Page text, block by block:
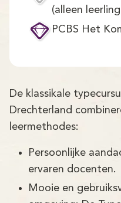
(alleen
PCBS Het
De klassikale
Drechterland
leermethodes:
Persoonlijke
ervaren docenten.
Mooie en